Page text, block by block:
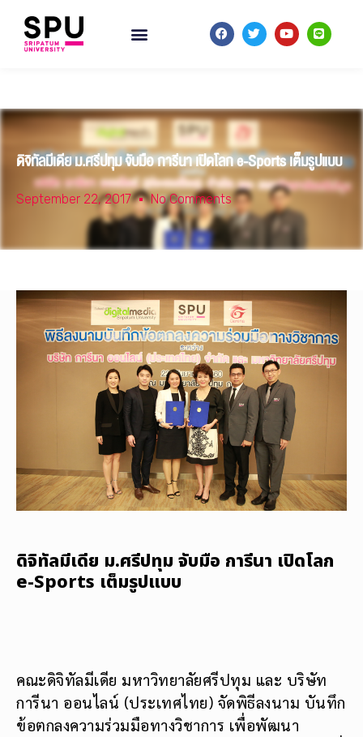
ดิจิทัลมีเดีย ม.ศรีปทุม จับมือ การีนา เปิดโลก e-Sports เต็มรูปแบบ
September 22, 2017 No Comments
ดิจิทัลมีเดีย ม.ศรีปทุม จับมือ การีนา เปิดโลก
e-Sports เต็มรูปแบบ
คณะดิจิทัลมีเดีย มหาวิทยาลัยศรีปทุม และ บริษัท
การีนา ออนไลน์ (ประเทศไทย) จัดพิธีลงนาม บันทึก
ข้อตกลงความร่วมมือทางวิชาการ เพื่อพัฒนา